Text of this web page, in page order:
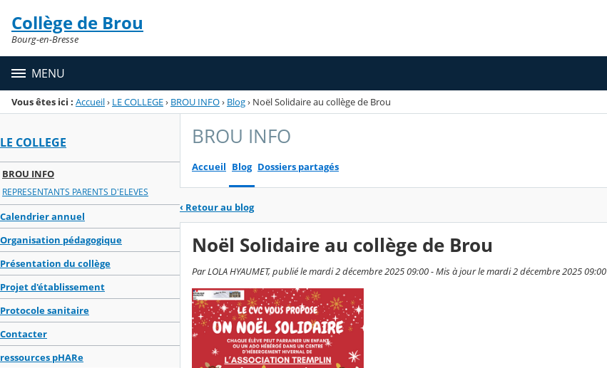
Menu de la rubrique
Contenu
Collège de Brou
Bourg-en-Bresse
MENU
Vous êtes ici : Accueil› LE COLLEGE› BROU INFO› Blog› Noël Solidaire au collège de Brou
LE COLLEGE
BROU INFO
REPRESENTANTS PARENTS D'ELEVES
Calendrier annuel
Organisation pédagogique
Présentation du collège
Projet d'établissement
Protocole sanitaire
Contacter
ressources pHARe
BROU INFO
Accueil Blog Dossiers partagés
‹ Retour au blog
Noël Solidaire au collège de Brou
Par LOLA HYAUMET, publié le mardi 2 décembre 2025 09:00 - Mis à jour le mardi 2 décembre 2025 09:00